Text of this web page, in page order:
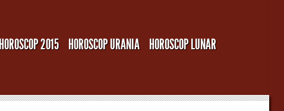
HOROSCOP 2015 HOROSCOP URANIA HOROSCOP LUNAR